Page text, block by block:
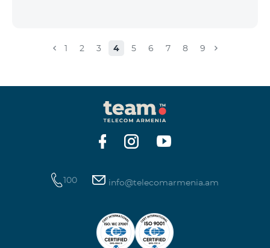
1 2 3 4 5 6 7 8 9
100 info@telecomarmenia.am